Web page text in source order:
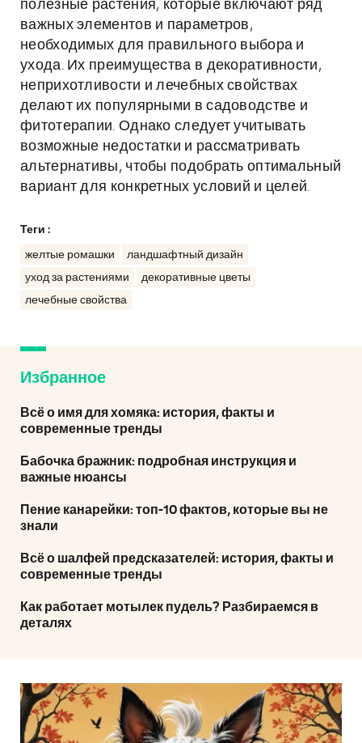
полезные растения, которые включают ряд
важных элементов и параметров,
необходимых для правильного выбора и
ухода. Их преимущества в декоративности,
неприхотливости и лечебных свойствах
делают их популярными в садоводстве и
фитотерапии. Однако следует учитывать
возможные недостатки и рассматривать
альтернативы, чтобы подобрать оптимальный
вариант для конкретных условий и целей.
Теги :
желтые ромашки
ландшафтный дизайн
уход за растениями
декоративные цветы
лечебные свойства
Избранное
Всё о имя для хомяка: история, факты и
современные тренды
Бабочка бражник: подробная инструкция и
важные нюансы
Пение канарейки: топ-10 фактов, которые вы не
знали
Всё о шалфей предсказателей: история, факты и
современные тренды
Как работает мотылек пудель? Разбираемся в
деталях